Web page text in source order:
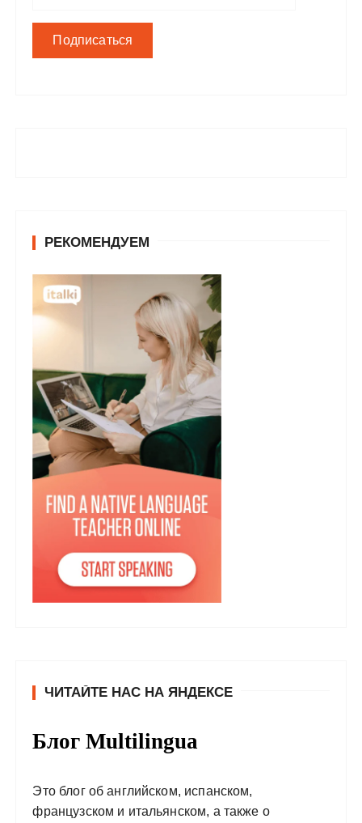
РЕКОМЕНДУЕМ
ЧИТАЙТЕ НАС НА ЯНДЕКСЕ
Блог Multilingua
Это блог об английском, испанском,
французском и итальянском, а также о